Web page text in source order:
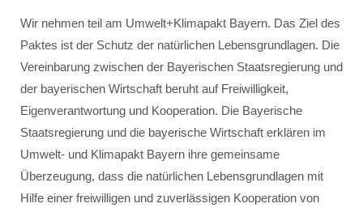
Wir nehmen teil am Umwelt+Klimapakt Bayern. Das Ziel des
Paktes ist der Schutz der natürlichen Lebensgrundlagen. Die
Vereinbarung zwischen der Bayerischen Staatsregierung und
der bayerischen Wirtschaft beruht auf Freiwilligkeit,
Eigenverantwortung und Kooperation. Die Bayerische
Staatsregierung und die bayerische Wirtschaft erklären im
Umwelt- und Klimapakt Bayern ihre gemeinsame
Überzeugung, dass die natürlichen Lebensgrundlagen mit
Hilfe einer freiwilligen und zuverlässigen Kooperation von